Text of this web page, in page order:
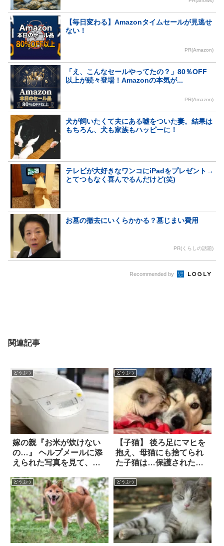
【毎日変わる】Amazonタイムセールが見逃せ
ない！
PR(Amazon)
「え、こんなセールやってたの？」80％OFF
以上が続々登場！Amazonの本気が...
PR(Amazon)
犬が飼いたくて夫にある嘘をついた妻。結果は
もちろん、犬も家族もハッピーに！
テレビが大好きなワンコにiPadをプレゼント→
とてつもなく喜んでるんだけど(笑)
お墓の撤去にいくらかかる？墓じまい費用
PR(くらしの話題)
Recommended by
関連記事
どうぶつ
嫁の親『お米が炊けない
の…』 ヘルプメールに添
えられた写真を見て、笑
どうぶつ
【子猫】 後ろ足にマヒを
抱え、母猫にも捨てられ
た子猫は…保護された先
母さん」に出会った！！
どうぶつ どうぶつ